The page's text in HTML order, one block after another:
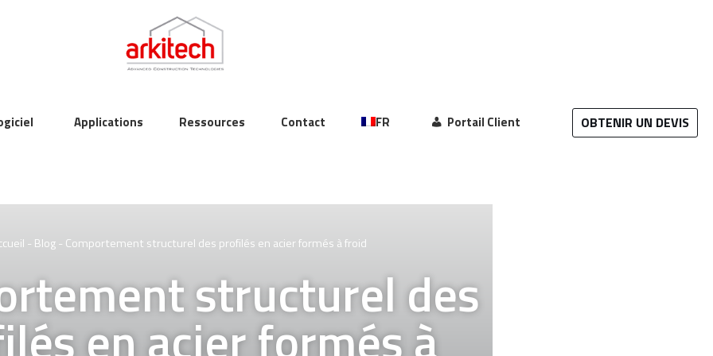
Applications Ressources Contact FR Portail Client OBTENIR UN DEVIS
- Blog- Comportement structurel des profilés en acier formés à froid
structurel des
en acier formés à